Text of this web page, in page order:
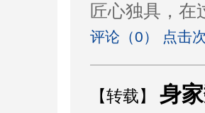
匠心独具，在
评论（0） 点击
【转载】 身